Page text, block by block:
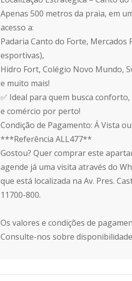
Apenas 500 metros da praia, em
acesso a:
Padaria Canto do Forte, Mercados
esportivas),
Hidro Fort, Colégio Novo Mundo,
e muito mais!
✅ Ideal para quem busca
e comércio por perto!
Condição de Pagamento: Á Vista
***Referência ALL477**
Gostou? Quer comprar este
agende já uma visita através do
que está localizada na Av. Pres.
11700-800.
Os valores e condições de
Consulte-nos sobre